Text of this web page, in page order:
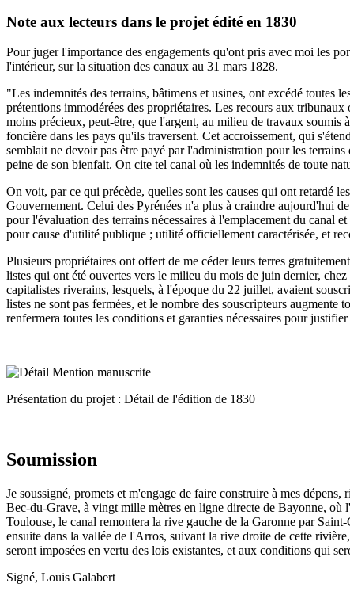
Note aux lecteurs dans le projet édité en 1830
Pour juger l'importance des engagements qu'ont pris avec moi les
l'intérieur, sur la situation des canaux au 31 mars 1828.
"Les indemnités des terrains, bâtimens et usines, ont excédé toutes
prétentions immodérées des propriétaires. Les recours aux
moins précieux, peut-être, que l'argent, au milieu de travaux
foncière dans les pays qu'ils traversent. Cet accroissement, qui
semblait ne devoir pas être payé par l'administration pour les
peine de son bienfait. On cite tel canal où les indemnités de toute
On voit, par ce qui précède, quelles sont les causes qui ont retardé
Gouvernement. Celui des Pyrénées n'a plus à craindre aujourd'hui
pour l'évaluation des terrains nécessaires à l'emplacement du canal
pour cause d'utilité publique ; utilité officiellement caractérisée, et
Plusieurs propriétaires ont offert de me céder leurs terres
listes qui ont été ouvertes vers le milieu du mois de juin dernier,
capitalistes riverains, lesquels, à l'époque du 22 juillet, avaient
listes ne sont pas fermées, et le nombre des souscripteurs
renfermera toutes les conditions et garanties nécessaires pour
Présentation du projet : Détail de l'édition de 1830
Soumission
Je soussigné, promets et m'engage de faire construire à mes
Bec-du-Grave, à vingt mille mètres en ligne directe de Bayonne, où
Toulouse, le canal remontera la rive gauche de la Garonne par
ensuite dans la vallée de l'Arros, suivant la rive droite de cette
seront imposées en vertu des lois existantes, et aux conditions qui
Signé, Louis Galabert